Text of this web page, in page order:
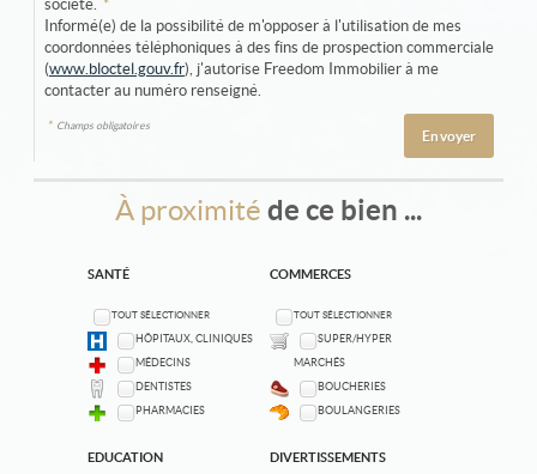
société. *
Informé(e) de la possibilité de m'opposer à l'utilisation de mes
coordonnées téléphoniques à des fins de prospection commerciale
(www.bloctel.gouv.fr), j'autorise Freedom Immobilier à me
contacter au numéro renseigné.
* Champs obligatoires
À proximité de ce bien ...
SANTÉ
TOUT SÉLECTIONNER
HÔPITAUX, CLINIQUES
MÉDECINS
DENTISTES
PHARMACIES
COMMERCES
TOUT SÉLECTIONNER
SUPER/HYPER
MARCHÉS
BOUCHERIES
BOULANGERIES
EDUCATION DIVERTISSEMENTS